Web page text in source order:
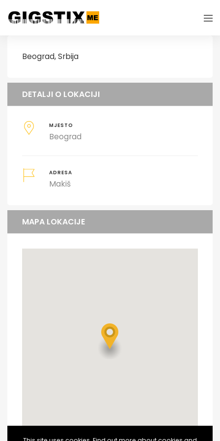
Beograd, Srbija
DETALJI O LOKACIJI
MJESTO
Beograd
ADRESA
Makiš
MAPA LOKACIJE